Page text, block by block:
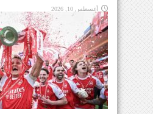
أغسطس 10, 2026